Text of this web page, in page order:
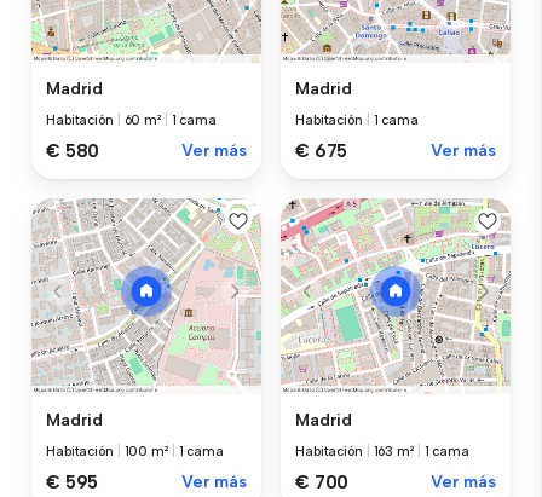
Madrid
Habitación 60 m² 1 cama
€ 580 Ver más
Madrid
Habitación 1 cama
€ 675 Ver más
Madrid
Habitación 100 m² 1 cama
€ 595 Ver más
Madrid
Habitación 163 m² 1 cama
€ 700 Ver más